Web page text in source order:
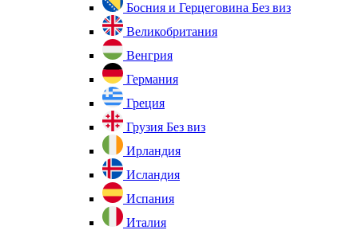
Босния и Герцеговина Без виз
Великобритания
Венгрия
Германия
Греция
Грузия Без виз
Ирландия
Исландия
Испания
Италия